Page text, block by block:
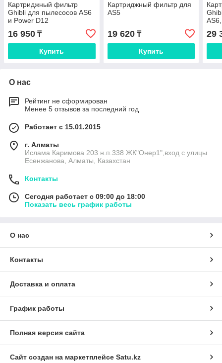
Картриджный фильтр
Ghibli для пылесосов AS6
и Power D12
16 950 ₸
Купить
Картриджный фильтр для
AS5
19 620₸
Купить
29
О нас
Рейтинг не сформирован
Менее 5 отзывов за последний год
Работает с 15.01.2015
г. Алматы
Ислама Каримова 203 н.п.338 ЖК"Онер1",вход с улицы
Есенжанова, Алматы, Казахстан
Контакты
Сегодня работает с 09:00 до 18:00
Показать весь график работы
О нас
Контакты
Доставка и оплата
График работы
Полная версия сайта
Сайт создан на маркетплейсе Satu.kz